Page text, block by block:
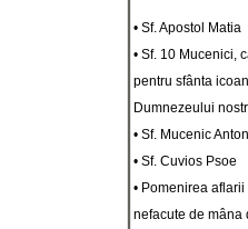
• Sf. Apostol Matia
• Sf. 10 Mucenici,
pentru sfânta
Dumnezeului
• Sf. Mucenic
• Sf. Cuvios Psoe
• Pomenirea
nefacute de mâna